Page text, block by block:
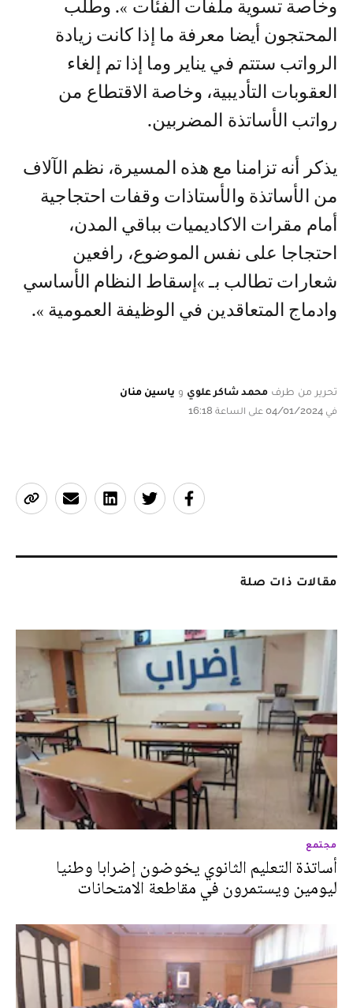
وخاصة تسوية ملفات الفئات ». وطلب
المحتجون أيضا معرفة ما إذا كانت زيادة
الرواتب ستتم في يناير وما إذا تم إلغاء
العقوبات التأديبية، وخاصة الاقتطاع من
رواتب الأساتذة المضربين.
يذكر أنه تزامنا مع هذه المسيرة، نظم الآلاف
من الأساتذة والأستاذات وقفات احتجاجية
أمام مقرات الاكاديميات بباقي المدن،
احتجاجا على نفس الموضوع، رافعين
شعارات تطالب بـ »إسقاط النظام الأساسي
وادماج المتعاقدين في الوظيفة العمومية ».
تحرير من طرف محمد شاكر علوي و ياسين منان
في 04/01/2024 على الساعة 16:18
مقالات ذات صلة
مجتمع
أساتذة التعليم الثانوي يخوضون إضرابا وطنيا
ليومين ويستمرون في مقاطعة الامتحانات